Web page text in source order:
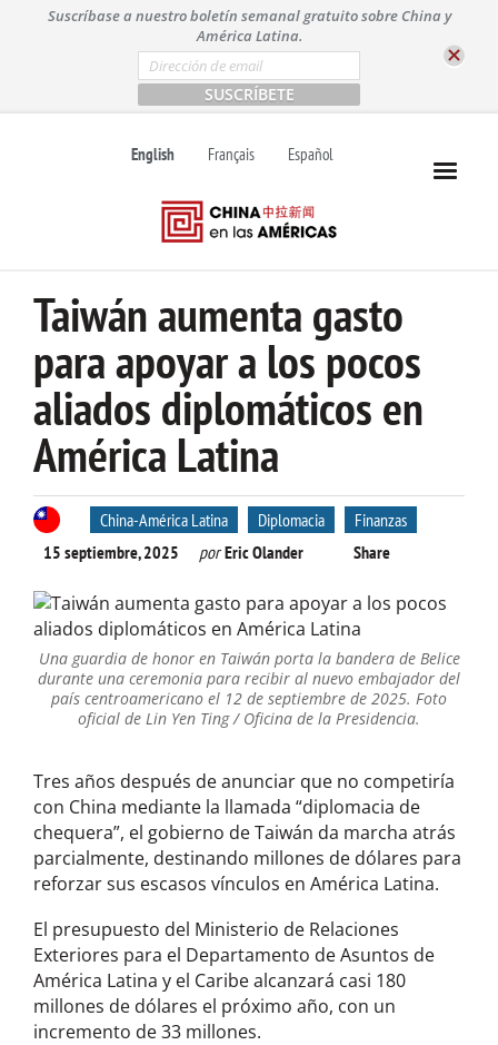
t
Suscríbase a nuestro boletín semanal gratuito sobre China y
América Latina.
E
m
a
i
*
English Français Español
Taiwán aumenta gasto
para apoyar a los pocos
aliados diplomáticos en
América Latina
China-América Latina Diplomacia
Finanzas
15 septiembre, 2025
porEric Olander Share
Una guardia de honor en Taiwán porta la bandera de Belice
durante una ceremonia para recibir al nuevo embajador del
país centroamericano el 12 de septiembre de 2025. Foto
oficial de Lin Yen Ting / Oficina de la Presidencia.
Tres años después de anunciar que no competiría
con China mediante la llamada “diplomacia de
chequera”, el gobierno de Taiwán da marcha atrás
parcialmente, destinando millones de dólares para
reforzar sus escasos vínculos en América Latina.
El presupuesto del Ministerio de Relaciones
Exteriores para el Departamento de Asuntos de
América Latina y el Caribe alcanzará casi 180
millones de dólares el próximo año, con un
incremento de 33 millones.